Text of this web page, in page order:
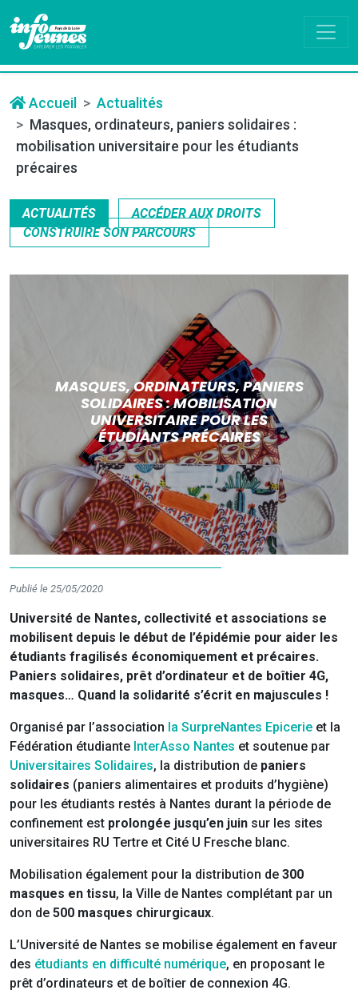
Accueil
Actualités
Masques, ordinateurs, paniers solidaires :
mobilisation universitaire pour les étudiants
précaires
ACTUALITÉS
ACCÉDER AUX DROITS
CONSTRUIRE SON PARCOURS
MASQUES, ORDINATEURS, PANIERS
SOLIDAIRES : MOBILISATION
UNIVERSITAIRE POUR LES
ÉTUDIANTS PRÉCAIRES
Publié le 25/05/2020
Université de Nantes, collectivité et associations se
mobilisent depuis le début de l’épidémie pour aider les
étudiants fragilisés économiquement et précaires.
Paniers solidaires, prêt d’ordinateur et de boîtier 4G,
masques… Quand la solidarité s’écrit en majuscules !
Organisé par l’association la SurpreNantes Epicerie et la
Fédération étudiante InterAsso Nantes et soutenue par
Universitaires Solidaires, la distribution de paniers
solidaires (paniers alimentaires et produits d’hygiène)
pour les étudiants restés à Nantes durant la période de
confinement est prolongée jusqu’en juin sur les sites
universitaires RU Tertre et Cité U Fresche blanc.
Mobilisation également pour la distribution de 300
masques en tissu, la Ville de Nantes complétant par un
don de 500 masques chirurgicaux.
L’Université de Nantes se mobilise également en faveur
des étudiants en difficulté numérique, en proposant le
prêt d’ordinateurs et de boîtier de connexion 4G.